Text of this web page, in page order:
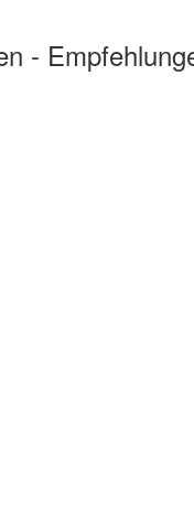
-